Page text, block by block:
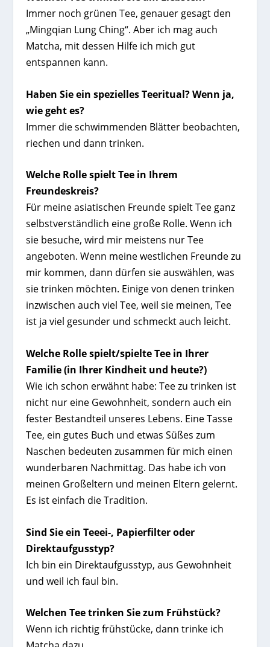
Immer noch grünen Tee, genauer gesagt den
„Mingqian Lung Ching“. Aber ich mag auch
Matcha, mit dessen Hilfe ich mich gut
entspannen kann.
Haben Sie ein spezielles Teeritual? Wenn ja,
wie geht es?
Immer die schwimmenden Blätter beobachten,
riechen und dann trinken.
Welche Rolle spielt Tee in Ihrem
Freundeskreis?
Für meine asiatischen Freunde spielt Tee ganz
selbstverständlich eine große Rolle. Wenn ich
sie besuche, wird mir meistens nur Tee
angeboten. Wenn meine westlichen Freunde zu
mir kommen, dann dürfen sie auswählen, was
sie trinken möchten. Einige von denen trinken
inzwischen auch viel Tee, weil sie meinen, Tee
ist ja viel gesunder und schmeckt auch leicht.
Welche Rolle spielt/spielte Tee in Ihrer
Familie (in Ihrer Kindheit und heute?)
Wie ich schon erwähnt habe: Tee zu trinken ist
nicht nur eine Gewohnheit, sondern auch ein
fester Bestandteil unseres Lebens. Eine Tasse
Tee, ein gutes Buch und etwas Süßes zum
Naschen bedeuten zusammen für mich einen
wunderbaren Nachmittag. Das habe ich von
meinen Großeltern und meinen Eltern gelernt.
Es ist einfach die Tradition.
Sind Sie ein Teeei-, Papierfilter oder
Direktaufgusstyp?
Ich bin ein Direktaufgusstyp, aus Gewohnheit
und weil ich faul bin.
Welchen Tee trinken Sie zum Frühstück?
Wenn ich richtig frühstücke, dann trinke ich